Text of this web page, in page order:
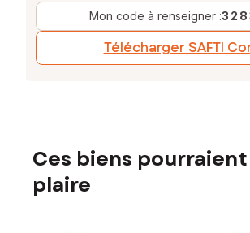
Mon code à renseigner :
Télécharger SAFTI
Ces biens
plaire